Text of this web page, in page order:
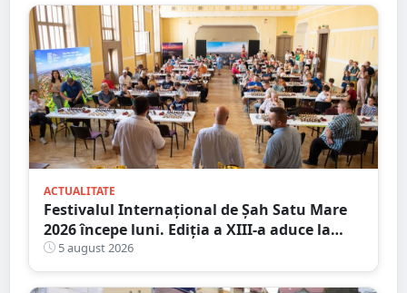
ACTUALITATE
Festivalul Internațional de Șah Satu Mare
2026 începe luni. Ediția a XIII-a aduce la
start peste 120 de participanți și șahiști din
șase țări.
5 august 2026